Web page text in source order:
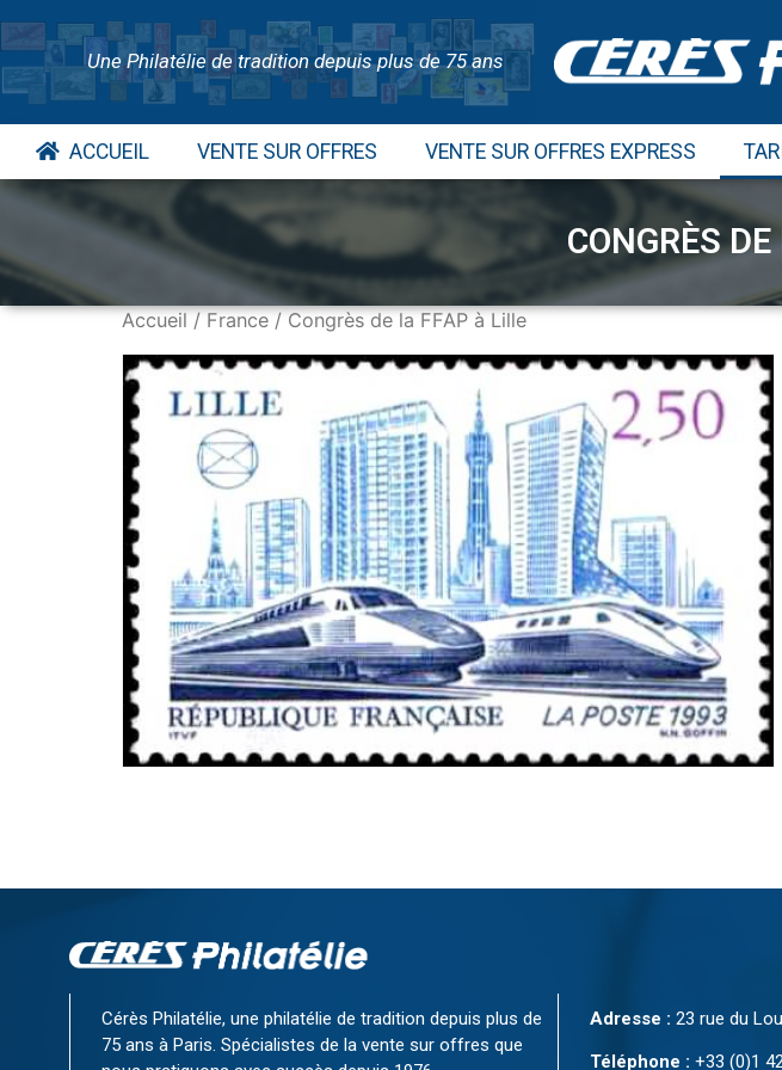
Une Philatélie de tradition depuis plus de 75 ans
ACCUEIL VENTE SUR OFFRES VENTE SUR OFFRES EXPRESS
CONGRÈS
Accueil/France/ Congrès de la FFAP à Lille
Cérès Philatélie, une philatélie de tradition depuis plus de
75 ans à Paris. Spécialistes de la vente sur offres que
Adresse : 23 rue du
Téléphone : +33 (0)1